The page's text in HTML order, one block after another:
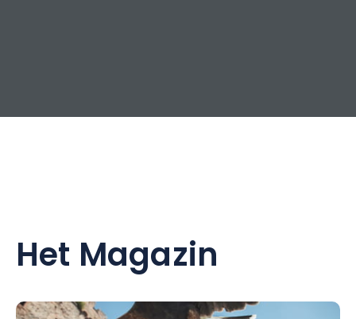
Het Magazin